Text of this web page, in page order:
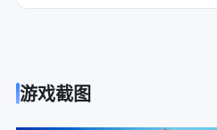
游戏截图